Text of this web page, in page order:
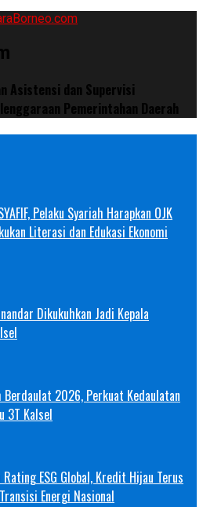
Asistensi dan Supervisi
Pemerintahan Daerah
Pelaku Syariah Harapkan OJK
Literasi dan Edukasi Ekonomi
Dikukuhkan Jadi Kepala
Berdaulat 2026, Perkuat Kedaulatan
3T Kalsel
ESG Global, Kredit Hijau Terus
Energi Nasional